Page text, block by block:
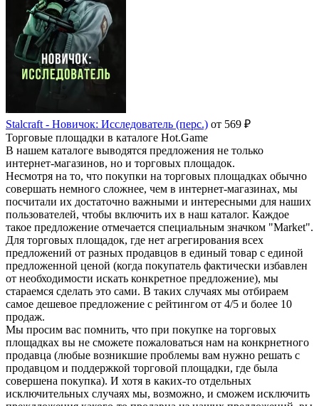
Stalcraft - Новичок: Исследователь (перс.) от 569 ₽
Торговые площадки в каталоге Hot.Game
В нашем каталоге выводятся предложения не только
интернет-магазинов, но и торговых площадок.
Несмотря на то, что покупки на торговых площадках обычно
совершать немного сложнее, чем в интернет-магазинах, мы
посчитали их достаточно важными и интересными для наших
пользователей, чтобы включить их в наш каталог. Каждое
такое предложение отмечается специальным значком "Market".
Для торговых площадок, где нет агрегирования всех
предложений от разных продавцов в единый товар с единой
предложенной ценой (когда покупатель фактически избавлен
от необходимости искать конкретное предложение), мы
стараемся сделать это сами. В таких случаях мы отбираем
самое дешевое предложение с рейтингом от 4/5 и более 10
продаж.
Мы просим вас помнить, что при покупке на торговых
площадках вы не сможете пожаловаться нам на конкрнетного
продавца (любые возникшие проблемы вам нужно решать с
продавцом и поддержкой торговой площадки, где была
совершена покупка). И хотя в каких-то отдельных
исключительных случаях мы, возможно, и сможем исключить